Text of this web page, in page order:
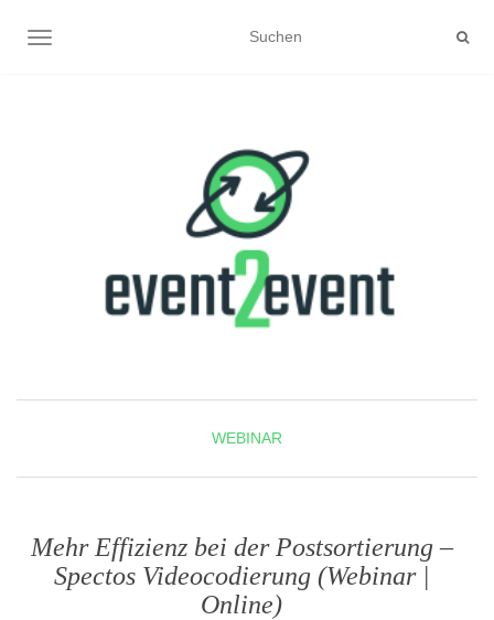
NAVIGATION UMSCHALTEN
WEBINAR
Mehr Effizienz bei der Postsortierung –
Spectos Videocodierung (Webinar |
Online)